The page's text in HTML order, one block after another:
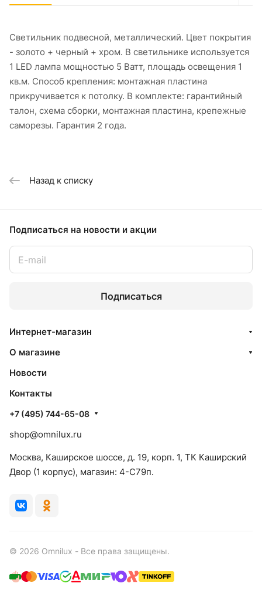
Светильник подвесной, металлический. Цвет покрытия
- золото + черный + хром. В светильнике используется
1 LED лампа мощностью 5 Ватт, площадь освещения 1
кв.м. Способ крепления: монтажная пластина
прикручивается к потолку. В комплекте: гарантийный
талон, схема сборки, монтажная пластина, крепежные
саморезы. Гарантия 2 года.
Назад к списку
Подписаться на новости и акции
Подписаться
Интернет-магазин
О магазине
Новости
Контакты
+7 (495) 744-65-08
shop@omnilux.ru
Москва, Каширское шоссе, д. 19, корп. 1, ТК Каширский
Двор (1 корпус), магазин: 4-C79п.
© 2026 Omnilux - Все права защищены.